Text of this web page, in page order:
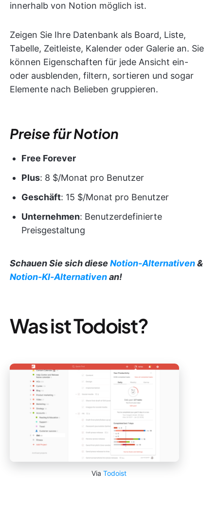
innerhalb von Notion möglich ist.
Zeigen Sie Ihre Datenbank als Board, Liste,
Tabelle, Zeitleiste, Kalender oder Galerie an. Sie
können Eigenschaften für jede Ansicht ein-
oder ausblenden, filtern, sortieren und sogar
Elemente nach Belieben gruppieren.
Preise für Notion
Free Forever
Plus: 8 $/Monat pro Benutzer
Geschäft: 15 $/Monat pro Benutzer
Unternehmen: Benutzerdefinierte
Preisgestaltung
Schauen Sie sich diese Notion-Alternativen&
Notion-KI-Alternativenan!
Was ist Todoist?
Via Todoist